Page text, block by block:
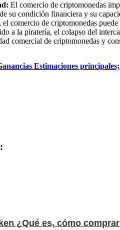
El comercio de criptomonedas
su condición financiera y su
comercio de criptomonedas
a la piratería, el colapso del
comercial de criptomonedas y
Estimaciones
¿Qué es, cómo